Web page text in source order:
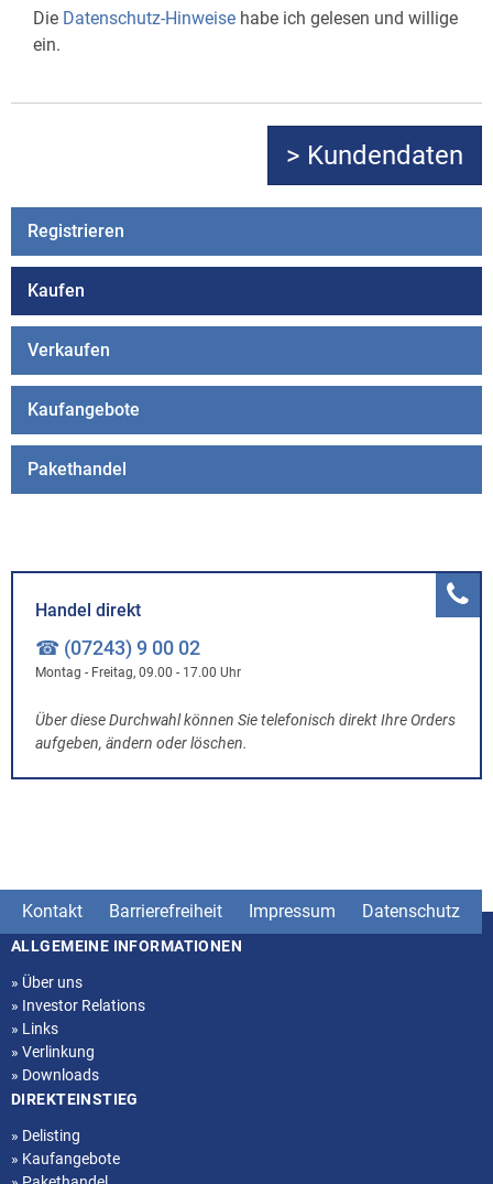
Die Datenschutz-Hinweise habe ich gelesen und willige
ein.
Registrieren
Kaufen
Verkaufen
Kaufangebote
Pakethandel
Handel direkt
☎ (07243) 9 00 02
Montag - Freitag, 09.00 - 17.00 Uhr
Über diese Durchwahl können Sie telefonisch direkt Ihre Orders
aufgeben, ändern oder löschen.
Kontakt Barrierefreiheit Impressum Datenschutz
Seitenstruktur
ALLGEMEINE INFORMATIONEN
» Über uns
» Investor Relations
» Links
» Verlinkung
» Downloads
DIREKTEINSTIEG
» Delisting
» Kaufangebote